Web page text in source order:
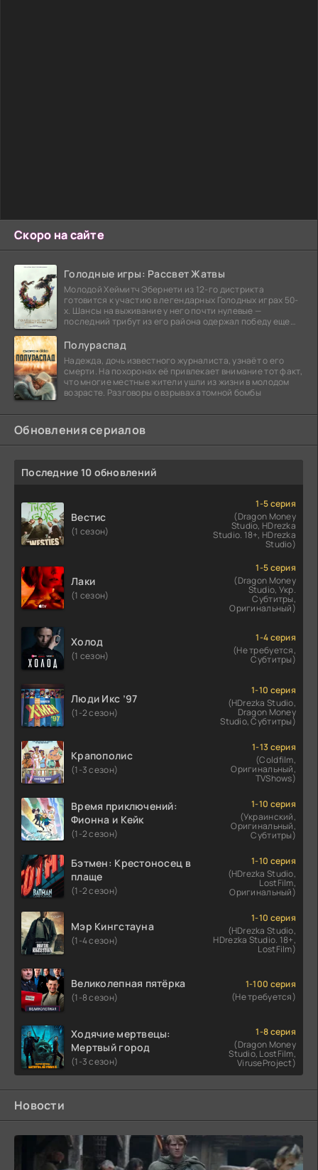
Скоро на сайте
Голодные игры: Рассвет Жатвы
Молодой Хеймитч Эбернети из 12-го дистрикта
готовится к участию в легендарных Голодных играх 50-
х. Шансы на выживание у него почти нулевые —
последний трибут из его района одержал победу еще
Полураспад
Надежда, дочь известного журналиста, узнаёт о его
смерти. На похоронах её привлекает внимание тот факт,
что многие местные жители ушли из жизни в молодом
возрасте. Разговоры о взрывах атомной бомбы
Обновления сериалов
Последние 10 обновлений
Вестис
(1 сезон)
1-5 серия
(Dragon Money
Studio, HDrezka
Studio. 18+, HDrezka
Studio)
Лаки
(1 сезон)
1-5 серия
(Dragon Money
Studio, Укр.
Субтитры,
Оригинальный)
Холод
(1 сезон)
1-4 серия
(Не требуется,
Субтитры)
Люди Икс ’97
(1-2 сезон)
1-10 серия
(HDrezka Studio,
Dragon Money
Studio, Субтитры)
Крапополис
(1-3 сезон)
1-13 серия
(Coldfilm,
Оригинальный,
TVShows)
Время приключений:
Фионна и Кейк
(1-2 сезон)
1-10 серия
(Украинский,
Оригинальный,
Субтитры)
Бэтмен: Крестоносец в
плаще
(1-2 сезон)
1-10 серия
(HDrezka Studio,
LostFilm,
Оригинальный)
Мэр Кингстауна
(1-4 сезон)
1-10 серия
(HDrezka Studio,
HDrezka Studio. 18+,
LostFilm)
Великолепная пятёрка
(1-8 сезон)
1-100 серия
(Не требуется)
Ходячие мертвецы:
Мертвый город
(1-3 сезон)
1-8 серия
(Dragon Money
Studio, LostFilm,
ViruseProject)
Новости